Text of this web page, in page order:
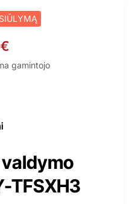
gamintojo
TFSXH3